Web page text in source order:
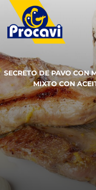
SECRETO DE PAVO CON
MIXTO CON